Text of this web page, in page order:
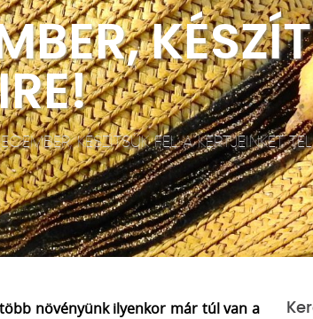
KÉSZÍTSÜK FEL A KERTJEINKET
növényünk ilyenkor már túl van a